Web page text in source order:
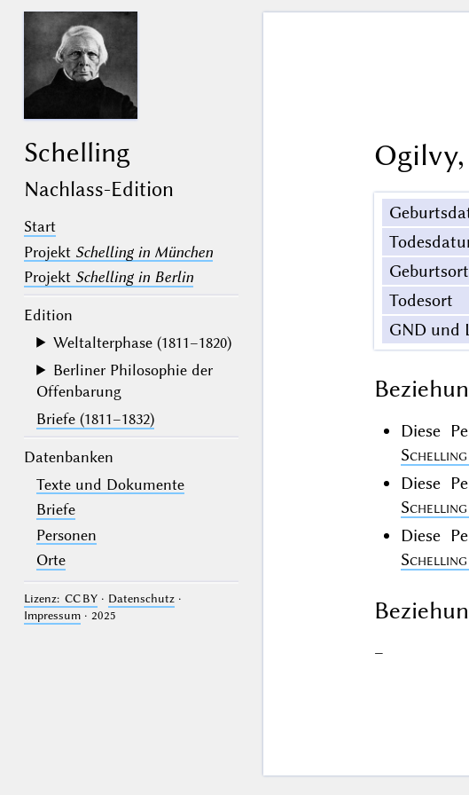
Schelling
Nachlass-Edition
Start
Projekt Schelling in München
Projekt Schelling in Berlin
Edition
Weltalterphase (1811–1820)
Berliner Philosophie der
Offenbarung
Briefe (1811–1832)
Datenbanken
Texte und Dokumente
Briefe
Personen
Orte
Lizenz: CC BY· Datenschutz·
Impressum· 2025
Geburtsort
Todesort
GND und
Diese
Schelling
Diese
Schelling
Diese
Schelling
–